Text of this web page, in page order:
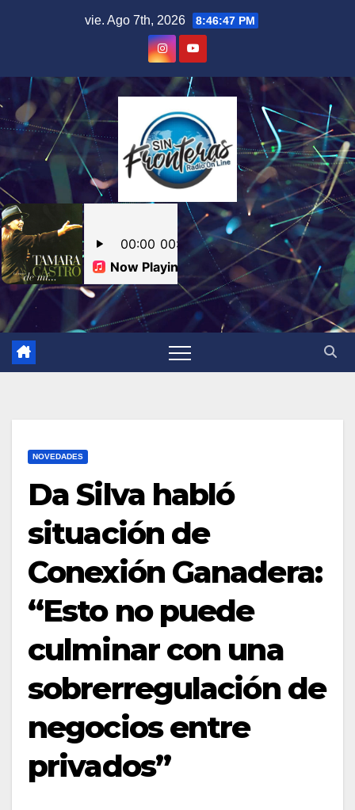
vie. Ago 7th, 2026 8:46:48 PM
NOVEDADES
Da Silva habló
situación de
Conexión Ganadera:
“Esto no puede
culminar con una
sobrerregulación de
negocios entre
privados”